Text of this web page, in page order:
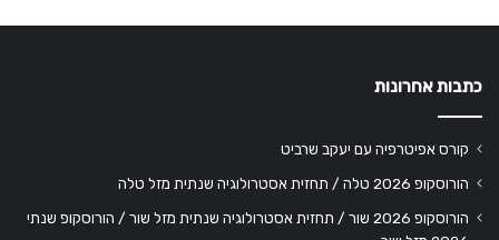
כתבות אחרונות
קורס אפיטרפיה עם יעקב שרביט
הורוסקופ 2026 טלה / תחזית אסטרולוגיה שנתית מזל טלה
הורוסקופ 2026 שור / תחזית אסטרולוגיה שנתית מזל שור / הורוסקופ שנתי